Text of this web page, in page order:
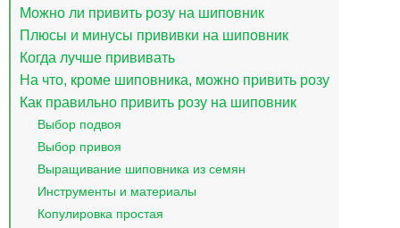
Можно ли привить розу на шиповник
Плюсы и минусы прививки на шиповник
Когда лучше прививать
На что, кроме шиповника, можно привить розу
Как правильно привить розу на шиповник
Выбор подвоя
Выбор привоя
Выращивание шиповника из семян
Инструменты и материалы
Копулировка простая